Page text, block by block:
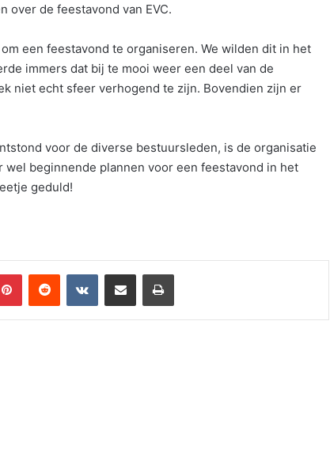
over de feestavond van EVC.
een feestavond te organiseren. We wilden dit in het
immers dat bij te mooi weer een deel van de
niet echt sfeer verhogend te zijn. Bovendien zijn er
voor de diverse bestuursleden, is de organisatie
beginnende plannen voor een feestavond in het
geduld!
PinterestReddit VKontakteShare via Email Print